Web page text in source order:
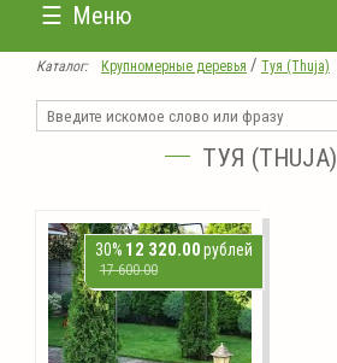
Меню
Каталог: Крупномерные деревья / Туя (Thuja)
ТУЯ (THUJA)
30% 12 320.00рублей
17 600.00